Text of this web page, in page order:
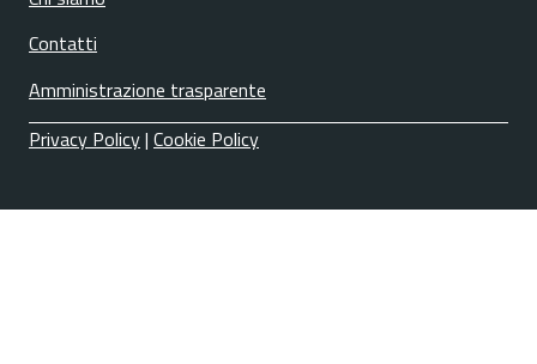
Contatti
Amministrazione trasparente
Privacy Policy| Cookie Policy